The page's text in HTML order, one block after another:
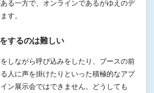
る一方で、オンラインであるがゆえのデ
す。
するのは難しい
しながら呼び込みをしたり、ブースの前
人に声を掛けたりといった積極的なアプ
ン展示会ではできません。どうしても